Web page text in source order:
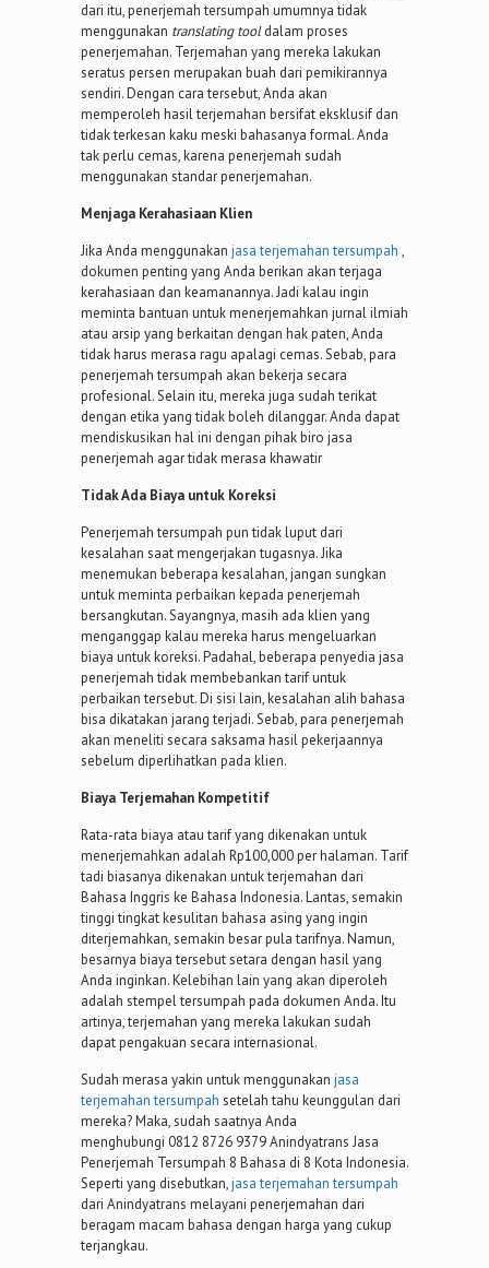
dari itu, penerjemah tersumpah umumnya tidak
menggunakan translating tooldalam proses
penerjemahan. Terjemahan yang mereka lakukan
seratus persen merupakan buah dari pemikirannya
sendiri. Dengan cara tersebut, Anda akan
memperoleh hasil terjemahan bersifat eksklusif dan
tidak terkesan kaku meski bahasanya formal. Anda
tak perlu cemas, karena penerjemah sudah
menggunakan standar penerjemahan.
Menjaga Kerahasiaan Klien
Jika Anda menggunakan jasa terjemahan tersumpah ,
dokumen penting yang Anda berikan akan terjaga
kerahasiaan dan keamanannya. Jadi kalau ingin
meminta bantuan untuk menerjemahkan jurnal ilmiah
atau arsip yang berkaitan dengan hak paten, Anda
tidak harus merasa ragu apalagi cemas. Sebab, para
penerjemah tersumpah akan bekerja secara
profesional. Selain itu, mereka juga sudah terikat
dengan etika yang tidak boleh dilanggar. Anda dapat
mendiskusikan hal ini dengan pihak biro jasa
penerjemah agar tidak merasa khawatir
Tidak Ada Biaya untuk Koreksi
Penerjemah tersumpah pun tidak luput dari
kesalahan saat mengerjakan tugasnya. Jika
menemukan beberapa kesalahan, jangan sungkan
untuk meminta perbaikan kepada penerjemah
bersangkutan. Sayangnya, masih ada klien yang
menganggap kalau mereka harus mengeluarkan
biaya untuk koreksi. Padahal, beberapa penyedia jasa
penerjemah tidak membebankan tarif untuk
perbaikan tersebut. Di sisi lain, kesalahan alih bahasa
bisa dikatakan jarang terjadi. Sebab, para penerjemah
akan meneliti secara saksama hasil pekerjaannya
sebelum diperlihatkan pada klien.
Biaya Terjemahan Kompetitif
Rata-rata biaya atau tarif yang dikenakan untuk
menerjemahkan adalah Rp100,000 per halaman. Tarif
tadi biasanya dikenakan untuk terjemahan dari
Bahasa Inggris ke Bahasa Indonesia. Lantas, semakin
tinggi tingkat kesulitan bahasa asing yang ingin
diterjemahkan, semakin besar pula tarifnya. Namun,
besarnya biaya tersebut setara dengan hasil yang
Anda inginkan. Kelebihan lain yang akan diperoleh
adalah stempel tersumpah pada dokumen Anda. Itu
artinya, terjemahan yang mereka lakukan sudah
dapat pengakuan secara internasional.
Sudah merasa yakin untuk menggunakan jasa
terjemahan tersumpah setelah tahu keunggulan dari
mereka? Maka, sudah saatnya Anda
menghubungi 0812 8726 9379 Anindyatrans Jasa
Penerjemah Tersumpah 8 Bahasa di 8 Kota Indonesia.
Seperti yang disebutkan,jasa terjemahan tersumpah
dari Anindyatrans melayani penerjemahan dari
beragam macam bahasa dengan harga yang cukup
terjangkau.